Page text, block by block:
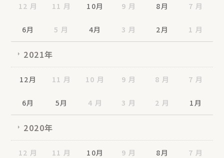
12 月 11 月 10月 9 月 8月 7 月
6月 5 月 4月 3 月 2月 1 月
2021年
12月 11 月 10 月 9 月 8 月 7 月
6月 5月 4 月 3 月 2 月 1月
2020年
12 月 11 月 10月 9 月 8月 7 月